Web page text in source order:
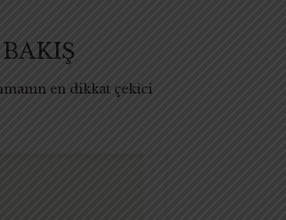
en dikkat çekici